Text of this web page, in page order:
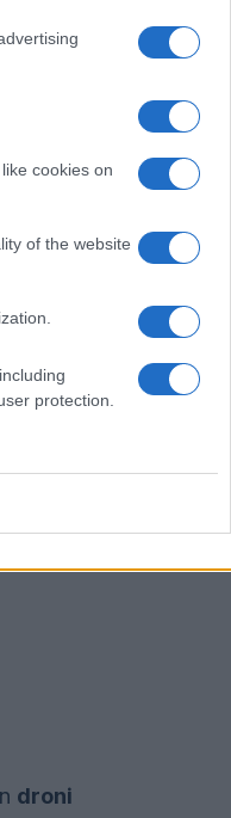
cookies on
of the website
protection.
in
droni